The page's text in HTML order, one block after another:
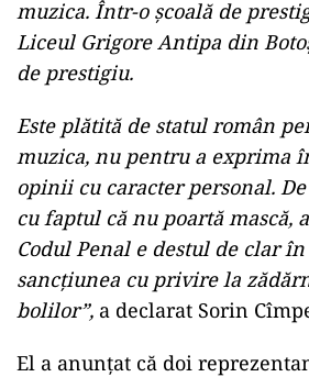
muzica. Într-o şcoală de
Liceul Grigore Antipa din
de prestigiu.
Este plătită de statul român
muzica, nu pentru a exprima
opinii cu caracter personal.
cu faptul că nu poartă mască,
Codul Penal e destul de clar
sancţiunea cu privire la
bolilor”, a declarat Sorin
El a anunțat că doi